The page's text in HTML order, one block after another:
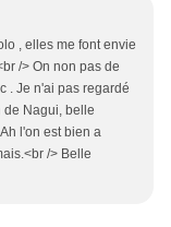
, elles me font envie
/> On non pas de
. Je n'ai pas regardé
de Nagui, belle
l'on est bien a
/> Belle